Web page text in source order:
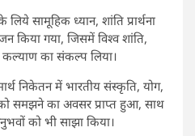
लिये सामूहिक ध्यान, शांति प्रार्थना
किया गया, जिसमें विश्व शांति,
कल्याण का संकल्प लिया।
निकेतन में भारतीय संस्कृति, योग,
समझने का अवसर प्राप्त हुआ, साथ
को भी साझा किया।